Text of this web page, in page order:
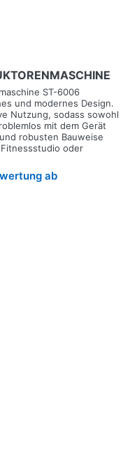
ST-6006
und modernes Design.
Nutzung, sodass sowohl
mit dem Gerät
robusten Bauweise
oder
ab